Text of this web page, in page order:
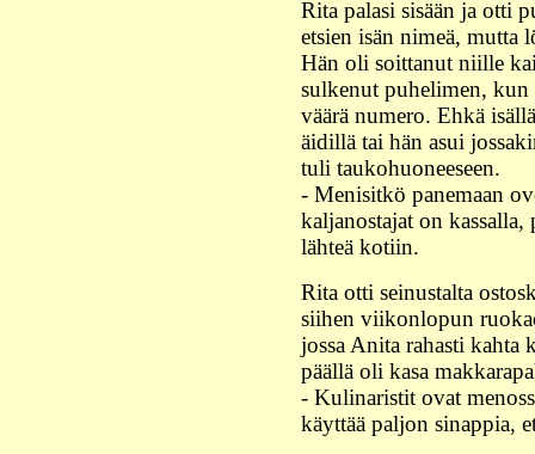
Rita palasi sisään ja otti
etsien isän nimeä, mutta
Hän oli soittanut niille
sulkenut puhelimen, kun
väärä numero. Ehkä
äidillä tai hän asui
tuli taukohuoneeseen.
- Menisitkö panemaan
kaljanostajat on
lähteä kotiin.
Rita otti seinustalta
siihen viikonlopun
jossa Anita rahasti kahta
päällä oli kasa
- Kulinaristit ovat
käyttää paljon sinappia,